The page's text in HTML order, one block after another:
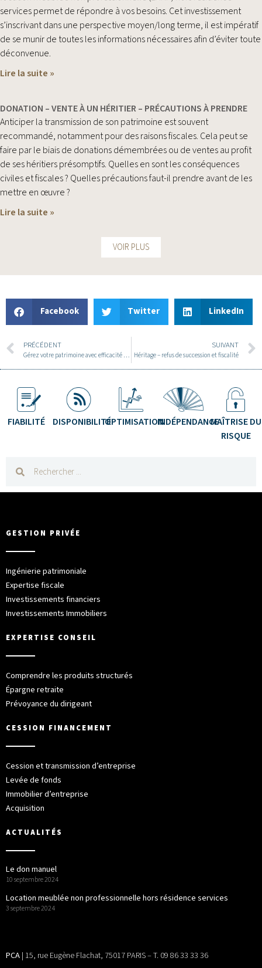
services permet de répondre à vos besoins. Cet investissement
s’inscrivant dans une perspective moyen/long terme, il est impératif
de se munir de toutes les informations nécessaires afin d’éviter toute
déconvenue.
Lire la suite »
DONATION – VENTE À UN HÉRITIER – PRÉCAUTIONS À PRENDRE
Anticiper la transmission de son patrimoine est souvent
recommandé, notamment pour des raisons fiscales. Cela peut se
faire par le biais de donations démembrées ou de ventes au profit
de ses héritiers présomptifs. Quelles en sont les conséquences
civiles et fiscales ? Quelles précautions faut-il prendre avant de les
mettre en œuvre ?
Lire la suite »
VOIR PLUS
Facebook Twitter LinkedIn
PRÉCÉDENT
Gérez votre patrimoine avec efficacité grâce à la SCI
SUIVANT
Héritage – refus de succession et fiscalité
FIABILITÉ DISPONIBILITÉOPTIMISATIONINDÉPENDANCEMAÎTRISE DU
RISQUE
GESTION PRIVÉE
Ingénierie patrimoniale
Expertise fiscale
Investissements financiers
Investissements Immobiliers
EXPERTISE CONSEIL
Comprendre les produits structurés
Épargne retraite
Prévoyance du dirigeant
CESSION FINANCEMENT
Cession et transmission d’entreprise
Levée de fonds
Immobilier d’entreprise
Acquisition
ACTUALITÉS
Le don manuel
10 septembre 2024
Location meublée non professionnelle hors résidence services
3 septembre 2024
PCA| 15, rue Eugène Flachat, 75017 PARIS – T. 09 86 33 33 36